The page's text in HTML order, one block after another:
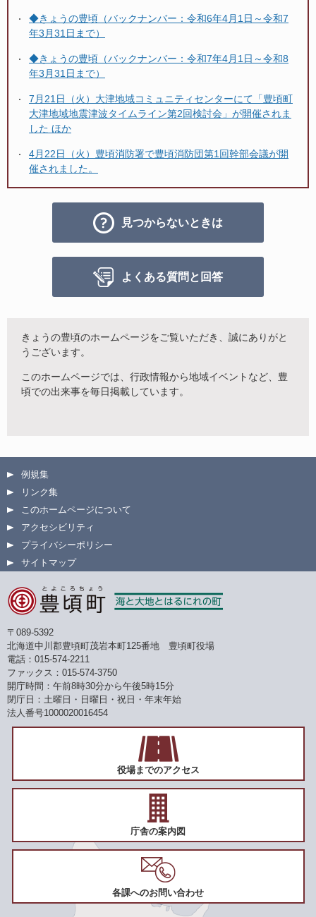
◆きょうの豊頃（バックナンバー：令和6年4月1日～令和7
年3月31日まで）
◆きょうの豊頃（バックナンバー：令和7年4月1日～令和8
年3月31日まで）
7月21日（火）大津地域コミュニティセンターにて「豊頃町
大津地域地震津波タイムライン第2回検討会」が開催されま
した ほか
4月22日（火）豊頃消防署で豊頃消防団第1回幹部会議が開
催されました。
見つからないときは
よくある質問と回答
きょうの豊頃のホームページをご覧いただき、誠にありがと
うございます。
このホームページでは、行政情報から地域イベントなど、豊
頃での出来事を毎日掲載しています。
例規集
リンク集
このホームページについて
アクセシビリティ
プライバシーポリシー
サイトマップ
〒089-5392
北海道中川郡豊頃町茂岩本町125番地 豊頃町役場
電話：015-574-2211
ファックス：015-574-3750
開庁時間：午前8時30分から午後5時15分
閉庁日：土曜日・日曜日・祝日・年末年始
法人番号1000020016454
役場までのアクセス
庁舎の案内図
各課へのお問い合わせ